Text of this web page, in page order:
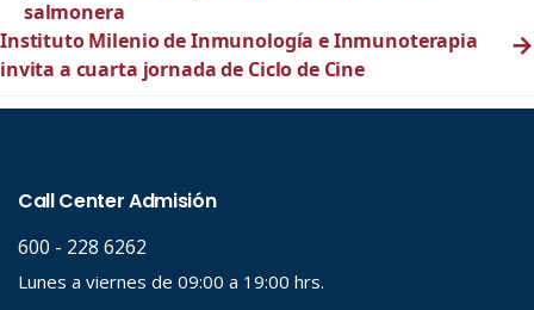
salmonera
Instituto Milenio de Inmunología e Inmunoterapia
invita a cuarta jornada de Ciclo de Cine
→